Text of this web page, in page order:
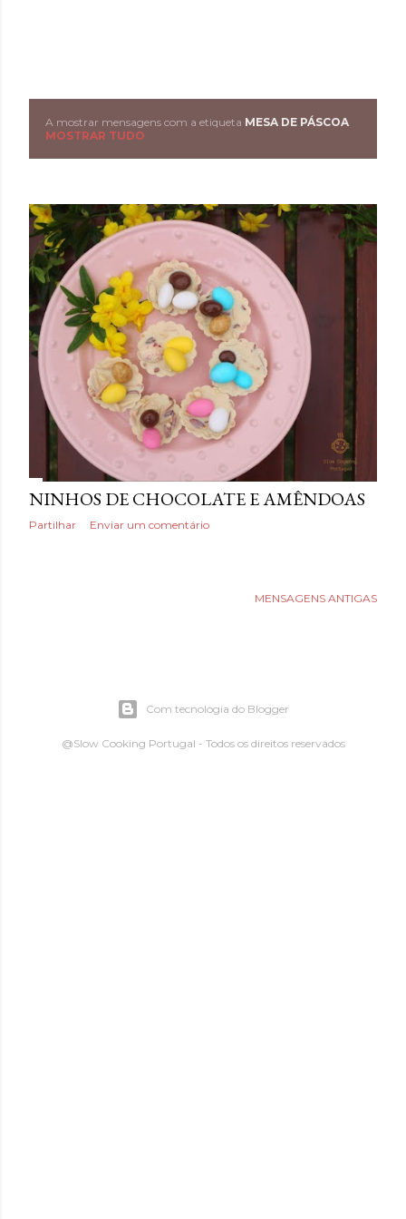
M
n
s
a
g
e
n
A mostrar mensagens com a etiqueta MESA DE PÁSCOA
MOSTRAR TUDO
NINHOS DE CHOCOLATE E AMÊNDOAS
Partilhar Enviar um comentário
MENSAGENS ANTIGAS
Com tecnologia do Blogger
@Slow Cooking Portugal - Todos os direitos reservados